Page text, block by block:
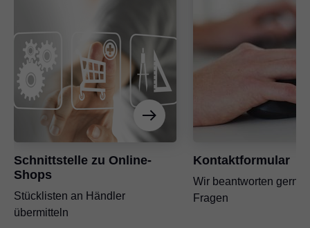
Schnittstelle zu Online-
Shops
Stücklisten an Händler
übermitteln
Kontaktformular
Wir beantworten gerne
Fragen